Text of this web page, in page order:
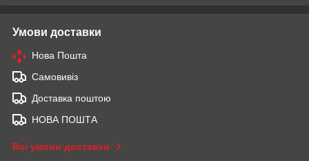
Умови доставки
Нова Пошта
Самовивіз
Доставка поштою
НОВА ПОШТА
Всі умови доставки